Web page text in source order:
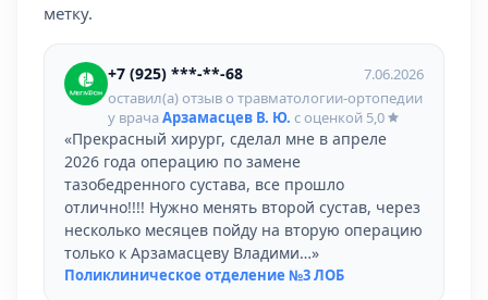
метку.
+7 (925) ***-**-68
7.06.2026
оставил(а) отзыв о травматологии-ортопедии
у врачаАрзамасцев В. Ю. с оценкой 5,0
«Прекрасный хирург, сделал мне в апреле
2026 года операцию по замене
тазобедренного сустава, все прошло
отлично!!!! Нужно менять второй сустав, через
несколько месяцев пойду на вторую операцию
только к Арзамасцеву Владими…»
Поликлиническое отделение №3 ЛОБ